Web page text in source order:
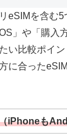
eSIMを含む
」や「購入
い比較ポイ
に合った
iPhoneも